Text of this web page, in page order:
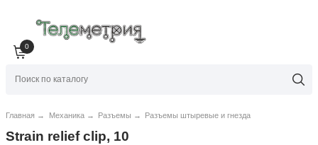
0
Главная → Механика → Разъемы → Разъемы штыревые и гнезда
Strain relief clip, 10